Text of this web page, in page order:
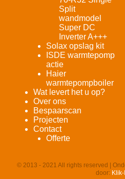
Split
wandmodel
Super DC
Inverter A+++
Solax opslag kit
ISDE warmtepomp
actie
Haier
warmtepompboiler
Wat levert het u op?
Over ons
Bespaarscan
Projecten
Contact
Offerte
© 2013 - 2021 All rights reserved |
door: